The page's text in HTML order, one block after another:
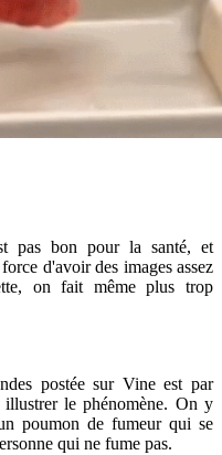
pas bon pour la santé, et
d'avoir des images assez
on fait même plus trop
postée sur Vine est par
le phénomène. On y
poumon de fumeur qui se
qui ne fume pas.